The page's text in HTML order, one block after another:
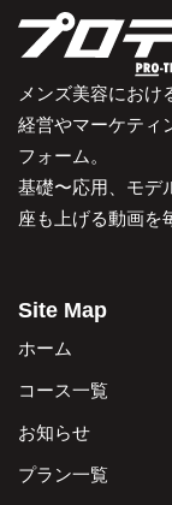
メンズ美容におけ
経営やマーケティ
フォーム。
基礎〜応用、モデ
座も上げる動画を
Site Map
ホーム
コース一覧
お知らせ
プラン一覧